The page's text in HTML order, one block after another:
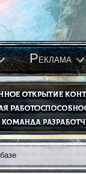
Реклама